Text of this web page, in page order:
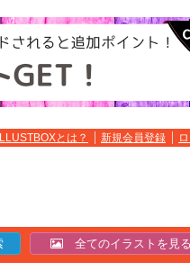
ILLUSTBOXとは？ 新規会員登録
全てのイラストを見